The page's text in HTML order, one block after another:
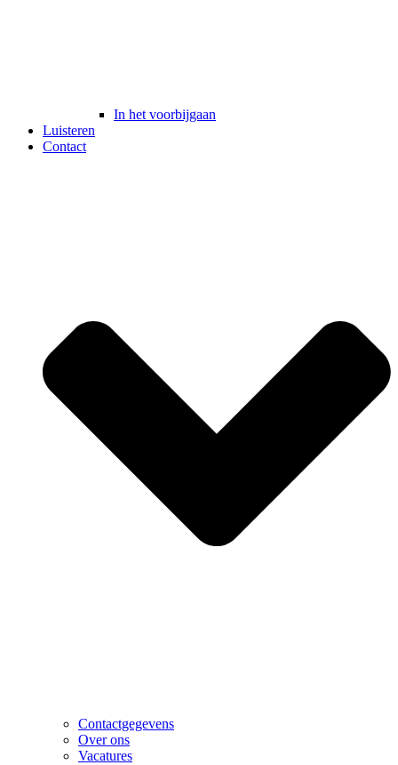
In het voorbijgaan
Luisteren
Contact
Contactgegevens
Over ons
Vacatures